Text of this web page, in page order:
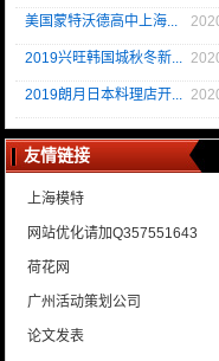
美国蒙特沃德高中上海...
2019兴旺韩国城秋冬新...
2019朗月日本料理店开...
友情链接
上海模特
网站优化请加Q357551643
荷花网
广州活动策划公司
论文发表